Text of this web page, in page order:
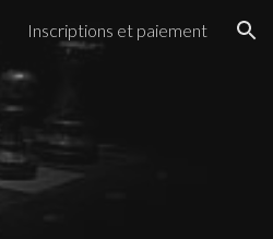
Inscriptions et paiement